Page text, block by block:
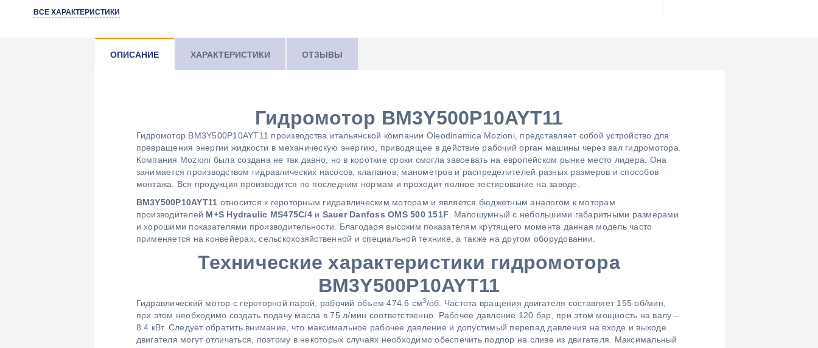
Максимальный крутящий момент, Н*м : 728
Тип вала : Цилиндрический под шпонку
ВСЕ ХАРАКТЕРИСТИКИ
ОПИСАНИЕ ХАРАКТЕРИСТИКИ ОТЗЫВЫ
Гидромотор BM3Y500P10AYT11
Гидромотор BM3Y500P10AYT11 производства итальянской компании Oleodinamica Mozioni, представляет собой устройство для
превращения энергии жидкости в механическую энергию, приводящее в действие рабочий орган машины через вал гидромотора.
Компания Mozioni была создана не так давно, но в короткие сроки смогла завоевать на европейском рынке место лидера. Она
занимается производством гидравлических насосов, клапанов, манометров и распределителей разных размеров и способов
монтажа. Вся продукция производится по последним нормам и проходит полное тестирование на заводе.
BM3Y500P10AYT11 относится к героторным гидравлическим моторам и является бюджетным аналогом к моторам
производителей M+S Hydraulic MS475C/4и Sauer Danfoss OMS 500 151F . Малошумный с небольшими габаритными размерами
и хорошими показателями производительности. Благодаря высоким показателям крутящего момента данная модель часто
применяется на конвейерах, сельскохозяйственной и специальной технике, а также на другом оборудовании.
Технические характеристики гидромотора
BM3Y500P10AYT11
Гидравлический мотор с героторной парой, рабочий объем 474.6 см3/об. Частота вращения двигателя составляет 155 об/мин,
при этом необходимо создать подачу масла в 75 л/мин соответственно. Рабочее давление 120 бар, при этом мощность на валу –
8.4 кВт. Следует обратить внимание, что максимальное рабочее давление и допустимый перепад давления на входе и выходе
двигателя могут отличаться, поэтому в некоторых случаях необходимо обеспечить подпор на сливе из двигателя. Максимальный